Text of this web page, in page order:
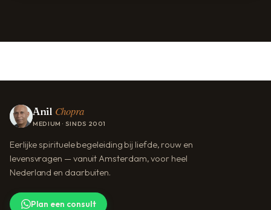
Anil Chopra
MEDIUM · SINDS 2001
Eerlijke spirituele begeleiding bij liefde, rouw en
levensvragen — vanuit Amsterdam, voor heel
Nederland en daarbuiten.
Plan een consult